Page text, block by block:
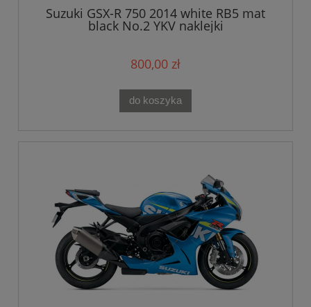
Suzuki GSX-R 750 2014 white RB5 mat
black No.2 YKV naklejki
800,00 zł
do koszyka